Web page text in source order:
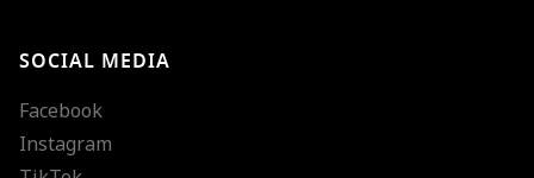
SOCIAL MEDIA
Facebook
Instagram